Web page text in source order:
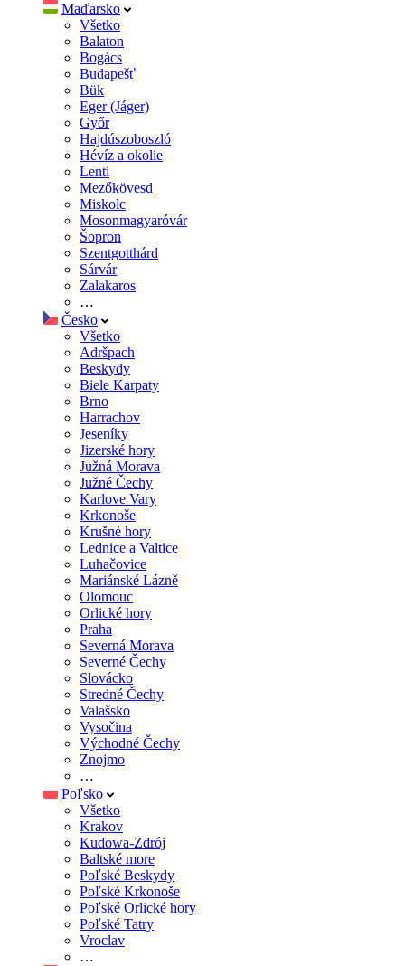
Maďarsko
Všetko
Balaton
Bogács
Budapešť
Bük
Eger (Jáger)
Győr
Hajdúszoboszló
Hévíz a okolie
Lenti
Mezőkövesd
Miskolc
Mosonmagyaróvár
Šopron
Szentgotthárd
Sárvár
Zalakaros
…
Česko
Všetko
Adršpach
Beskydy
Biele Karpaty
Brno
Harrachov
Jeseníky
Jizerské hory
Južná Morava
Južné Čechy
Karlove Vary
Krkonoše
Krušné hory
Lednice a Valtice
Luhačovice
Mariánské Lázně
Olomouc
Orlické hory
Praha
Severná Morava
Severné Čechy
Slovácko
Stredné Čechy
Valašsko
Vysočina
Východné Čechy
Znojmo
…
Poľsko
Všetko
Krakov
Kudowa-Zdrój
Baltské more
Poľské Beskydy
Poľské Krkonoše
Poľské Orlické hory
Poľské Tatry
Vroclav
…